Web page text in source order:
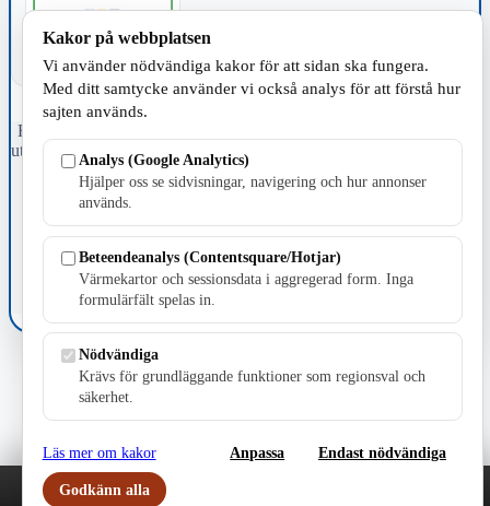
Fristående webbtidningsföretag grundat 1991 som sedan 2002 ger
ut tidningen Skillingaryd.nu och 2010 lanserades Värnamo.nu. Från
april 2026 omfattar Skillingaryd.nu tre kommuner: Gnosjö,
Värnamo och Vaggeryds kommun.
Kontakta oss
Postadress: Gisslaköp 1, 568 92 Skillingaryd
Kakinställningar
Kakor på webbplatsen
Vi använder nödvändiga kakor för att sidan ska fungera.
Med ditt samtycke använder vi också analys för att förstå hur
sajten används.
Analys (Google Analytics)
Hjälper oss se sidvisningar, navigering och hur annonser
används.
Beteendeanalys (Contentsquare/Hotjar)
Värmekartor och sessionsdata i aggregerad form. Inga
formulärfält spelas in.
Nödvändiga
Krävs för grundläggande funktioner som regionsval och
säkerhet.
Läs mer om kakor Anpassa Endast nödvändiga
Godkänn alla